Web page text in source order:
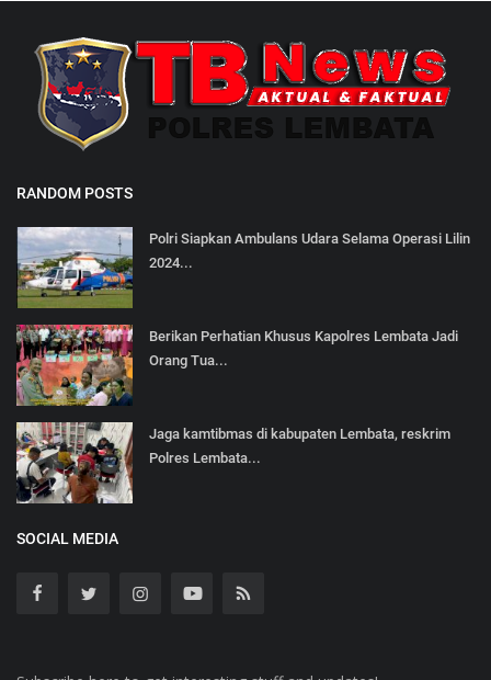
RANDOM POSTS
Polri Siapkan Ambulans Udara Selama Operasi Lilin
2024...
Berikan Perhatian Khusus Kapolres Lembata Jadi
Orang Tua...
Jaga kamtibmas di kabupaten Lembata, reskrim
Polres Lembata...
SOCIAL MEDIA